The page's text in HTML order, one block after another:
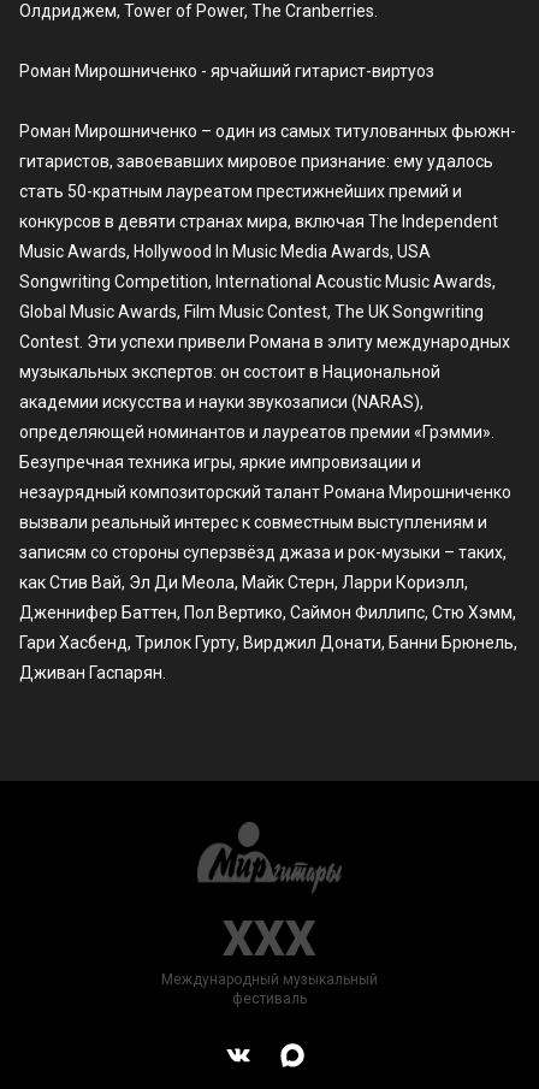
Олдриджем, Tower of Power, The Cranberries.
Роман Мирошниченко - ярчайший гитарист-виртуоз
Роман Мирошниченко – один из самых титулованных фьюжн-
гитаристов, завоевавших мировое признание: ему удалось
стать 50-кратным лауреатом престижнейших премий и
конкурсов в девяти странах мира, включая The Independent
Music Awards, Hollywood In Music Media Awards, USA
Songwriting Competition, International Acoustic Music Awards,
Global Music Awards, Film Music Contest, The UK Songwriting
Contest. Эти успехи привели Романа в элиту международных
музыкальных экспертов: он состоит в Национальной
академии искусства и науки звукозаписи (NARAS),
определяющей номинантов и лауреатов премии «Грэмми».
Безупречная техника игры, яркие импровизации и
незаурядный композиторский талант Романа Мирошниченко
вызвали реальный интерес к совместным выступлениям и
записям со стороны суперзвёзд джаза и рок-музыки – таких,
как Стив Вай, Эл Ди Меола, Майк Стерн, Ларри Кориэлл,
Дженнифер Баттен, Пол Вертико, Саймон Филлипс, Стю Хэмм,
Гари Хасбенд, Трилок Гурту, Вирджил Донати, Банни Брюнель,
Дживан Гаспарян.
XXX
Международный музыкальный
фестиваль